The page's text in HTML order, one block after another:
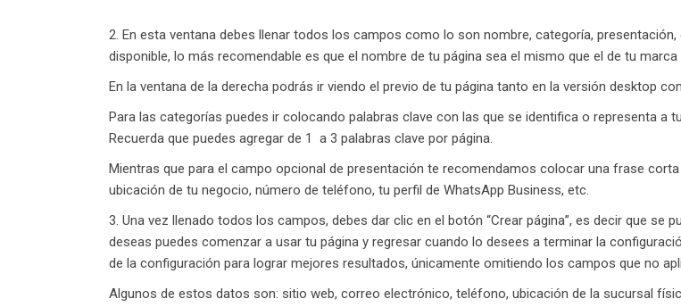
2. En esta ventana debes llenar todos los campos como lo son nombre, categoría,
disponible, lo más recomendable es que el nombre de tu página sea el mismo que el de tu
En la ventana de la derecha podrás ir viendo el previo de tu página tanto en la versión desktop
Para las categorías puedes ir colocando palabras clave con las que se identifica o representa a
Recuerda que puedes agregar de 1 a 3 palabras clave por página.
Mientras que para el campo opcional de presentación te recomendamos colocar una frase
ubicación de tu negocio, número de teléfono, tu perfil de WhatsApp Business, etc.
3. Una vez llenado todos los campos, debes dar clic en el botón “Crear página”, es decir que
deseas puedes comenzar a usar tu página y regresar cuando lo desees a terminar la
de la configuración para lograr mejores resultados, únicamente omitiendo los campos que no
Algunos de estos datos son: sitio web, correo electrónico, teléfono, ubicación de la sucursal